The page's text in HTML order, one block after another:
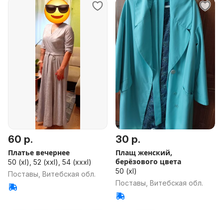
60 р.
Платье вечернее
50 (xl), 52 (xxl), 54 (xxxl)
Поставы, Витебская обл.
30 р.
Плащ женский,
берёзового цвета
50 (xl)
Поставы, Витебская обл.